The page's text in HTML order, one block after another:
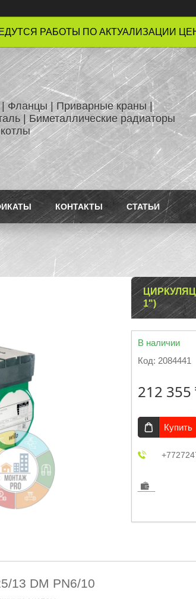
РАБОТЫ ПО АКТУАЛИЗАЦИИ
| Фланцы | Приварные краны |
| Биметаллические радиаторы
КОНТАКТЫ СТАТЬИ
1")
В наличии
Код: 2084441
212 355
Купить
13 DM PN6/10